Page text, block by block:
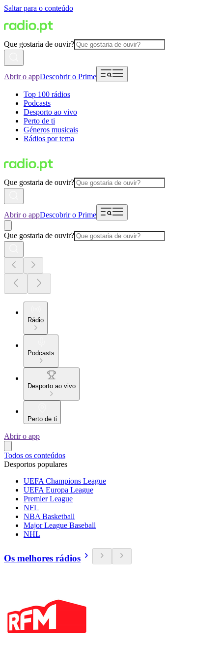
Saltar para o conteúdo
Que gostaria de ouvir?
Abrir o appDescobrir o Prime
Top 100 rádios
Podcasts
Desporto ao vivo
Perto de ti
Géneros musicais
Rádios por tema
Que gostaria de ouvir?
Abrir o appDescobrir o Prime
Que gostaria de ouvir?
Rádio
Podcasts
Desporto ao vivo
Perto de ti
Abrir o app
Todos os conteúdos
Desportos populares
UEFA Champions League
UEFA Europa League
Premier League
NFL
NBA Basketball
Major League Baseball
NHL
Os melhores rádios